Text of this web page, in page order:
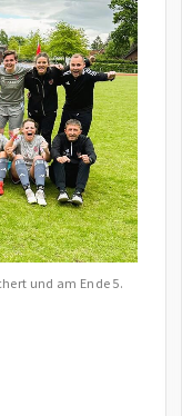
und am Ende 5.